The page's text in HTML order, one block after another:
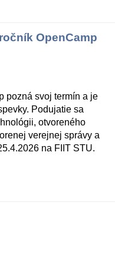
OpenCamp
pozná svoj termín a je
Podujatie sa
otvoreného
verejnej správy a
na FIIT STU.